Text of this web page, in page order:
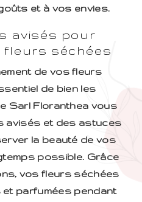
et à vos envies.
avisés pour
séchées
de vos fleurs
de bien les
Sarl Floranthea vous
avisés et des astuces
la beauté de vos
possible. Grâce
vos fleurs séchées
parfumées pendant